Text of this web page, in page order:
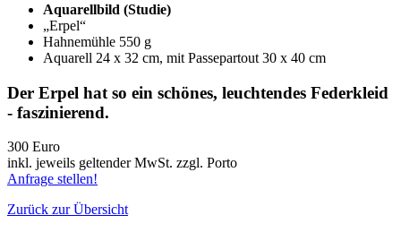
Aquarellbild (Studie)
„Erpel“
Hahnemühle 550 g
Aquarell 24 x 32 cm, mit Passepartout 30 x 40 cm
Der Erpel hat so ein schönes, leuchtendes Federkleid
- faszinierend.
300 Euro
inkl. jeweils geltender MwSt. zzgl. Porto
Anfrage stellen!
Zurück zur Übersicht